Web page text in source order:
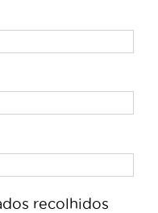
recolhidos